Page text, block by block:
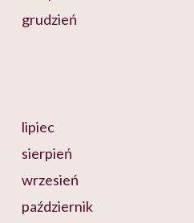
grudzień
lipiec
sierpień
wrzesień
październik